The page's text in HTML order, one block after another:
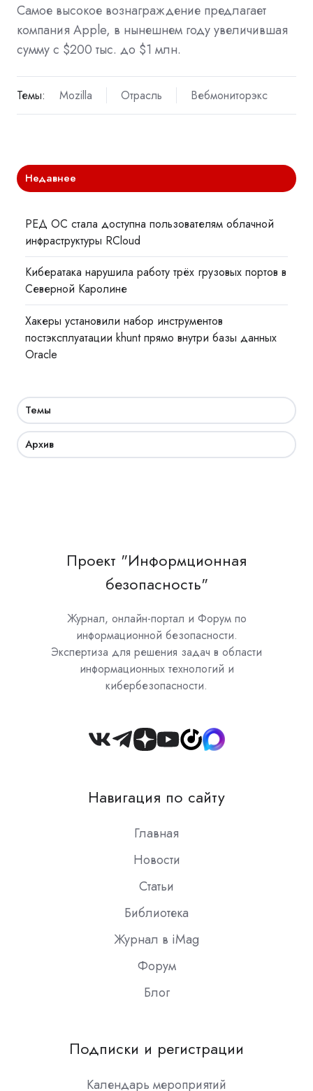
Самое высокое вознаграждение предлагает
компания Apple, в нынешнем годуувеличившая
сумму с $200 тыс. до $1 млн.
Темы: Mozilla Отрасль Вебмониторэкс
Недавнее
РЕД ОС стала доступна пользователям облачной
инфраструктуры RCloud
Кибератака нарушила работу трёх грузовых портов в
Северной Каролине
Хакеры установили набор инструментов
постэксплуатации khunt прямо внутри базы данных
Oracle
Темы
Архив
Проект "Информционная
безопасность"
Журнал, онлайн-портал и Форум по
информационной безопасности.
Экспертиза для решения задач в области
информационных технологий и
кибербезопасности.
Join
Slack
Навигация по сайту
Главная
Новости
Статьи
Библиотека
Журнал в iMag
Форум
Блог
Подписки и регистрации
Календарь мероприятий